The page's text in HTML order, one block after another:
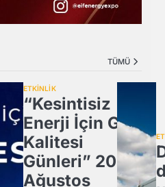
TÜMÜ
ETKİNLİK
“Kesintisiz
Enerji İçin Güç
Kalitesi
Günleri” 20
Ağustos